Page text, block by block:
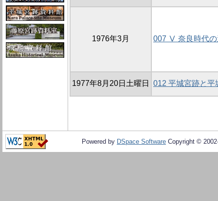
1976年3月 007 Ⅴ 奈良時代の
1977年8月20日土曜日 012 平城宮跡と平
Powered by DSpace Software Copyright ©